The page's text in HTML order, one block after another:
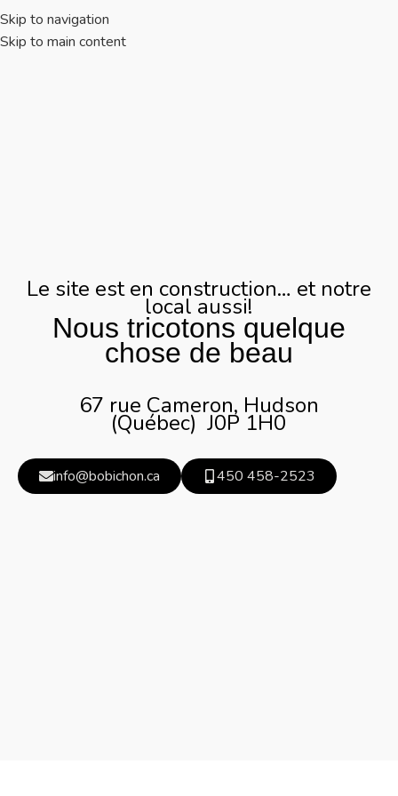
Skip to navigation
Skip to main content
Le site est en construction… et notre
local aussi!
Nous tricotons quelque
chose de beau
67 rue Cameron, Hudson
(Québec) J0P 1H0
info@bobichon.ca 450 458-2523